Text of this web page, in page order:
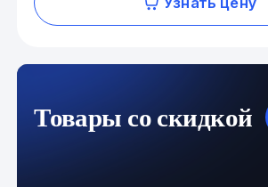
Товары со скидкой